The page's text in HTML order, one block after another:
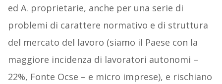
ed A. proprietarie, anche per una serie di
problemi di carattere normativo e di struttura
del mercato del lavoro (siamo il Paese con la
maggiore incidenza di lavoratori autonomi –
22%, Fonte Ocse – e micro imprese), e rischiano